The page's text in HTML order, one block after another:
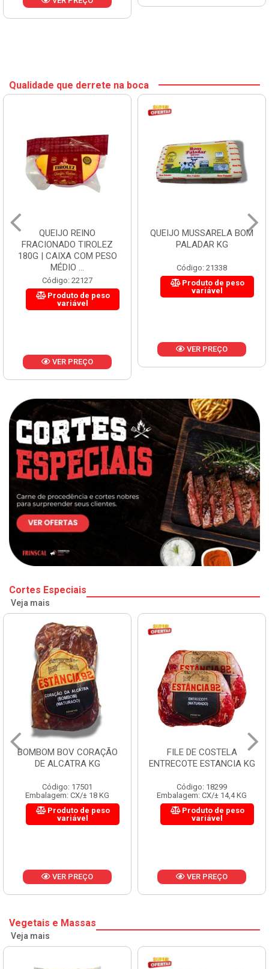
Qualidade que derrete na boca
QUEIJO REINO
FRACIONADO TIROLEZ
180G | CAIXA COM PESO
MÉDIO ...
Código: 22127
Produto de peso
variável
VER PREÇO
QUEIJO MUSSARELA BOM
PALADAR KG
Código: 21338
Produto de peso
variável
VER PREÇO
Cortes Especiais
Veja mais
BOMBOM BOV CORAÇÃO
DE ALCATRA KG
Código: 17501
Embalagem: CX/± 18 KG
Produto de peso
variável
VER PREÇO
FILE DE COSTELA
ENTRECOTE ESTANCIA KG
Código: 18299
Embalagem: CX/± 14,4 KG
Produto de peso
variável
VER PREÇO
Vegetais e Massas
Veja mais